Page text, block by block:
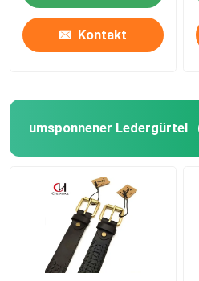
Kontakt
umsponnener Ledergürtel